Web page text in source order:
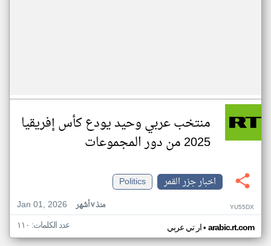
منتخب عربي وحيد يودع كأس إفريقيا
2025 من دور المجموعات
اخبار جزر القمر
Politics
Jan 01, 2026
منذ ٧ أشهر YU55DX
ار تي عربي• arabic.rt.com عدد الكلمات: ١١٠